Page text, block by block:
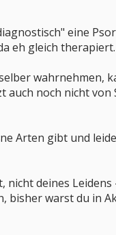
eine
eh gleich therapiert.
wahrnehmen,
noch nicht
Arten gibt und
deines Leidens
bisher warst du in